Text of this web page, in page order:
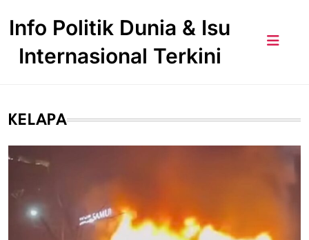
Info Politik Dunia & Isu
Internasional Terkini
KELAPA